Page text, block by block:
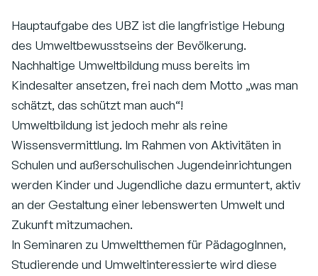
Hauptaufgabe des UBZ ist die langfristige Hebung
des Umweltbewusstseins der Bevölkerung.
Nachhaltige Umweltbildung muss bereits im
Kindesalter ansetzen, frei nach dem Motto „was man
schätzt, das schützt man auch“!
Umweltbildung ist jedoch mehr als reine
Wissensvermittlung. Im Rahmen von Aktivitäten in
Schulen und außerschulischen Jugendeinrichtungen
werden Kinder und Jugendliche dazu ermuntert, aktiv
an der Gestaltung einer lebenswerten Umwelt und
Zukunft mitzumachen.
In Seminaren zu Umweltthemen für PädagogInnen,
Studierende und Umweltinteressierte wird diese